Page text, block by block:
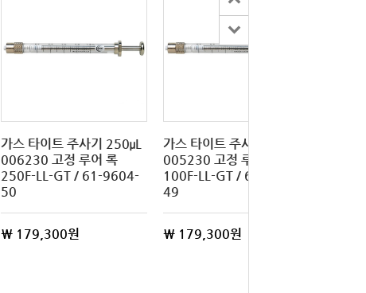
가스 타이트 주사기 250μL
006230 고정 루어 록
250F-LL-GT / 61-9604-
50
\ 179,300원
가스 타이트 주사기 100μL
005230 고정 루어 록
100F-LL-GT / 61-9604-
49
\ 179,300원